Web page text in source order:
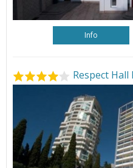
Info
Respect Hall